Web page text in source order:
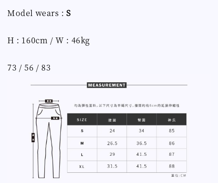
Model wears :S
H : 160cm / W : 46kg
73 / 56 / 83